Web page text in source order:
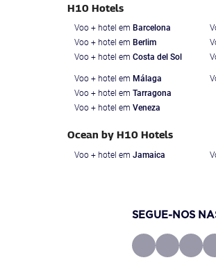
H10 Hotels
Voo + hotel em Barcelona
Voo + hotel em Berlim
Voo + hotel em Costa del Sol
Voo + hotel em Málaga
Voo + hotel em Tarragona
Voo + hotel em Veneza
Ocean by H10 Hotels
Voo + hotel em Jamaica
SEGUE-NOS